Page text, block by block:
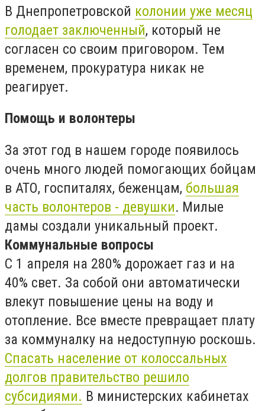
В Днепропетровской колонии уже месяц
голодает заключенный, который не
согласен со своим приговором. Тем
временем, прокуратура никак не
реагирует.
Помощь и волонтеры
За этот год в нашем городе появилось
очень много людей помогающих бойцам
в АТО, госпиталях, беженцам, большая
часть волонтеров - девушки. Милые
дамы создали уникальный проект.
Коммунальные вопросы
С 1 апреля на 280% дорожает газ и на
40% свет. За собой они автоматически
влекут повышение цены на воду и
отопление. Все вместе превращает плату
за коммуналку на недоступную роскошь.
Спасать население от колоссальных
долгов правительство решило
субсидиями. В министерских кабинетах